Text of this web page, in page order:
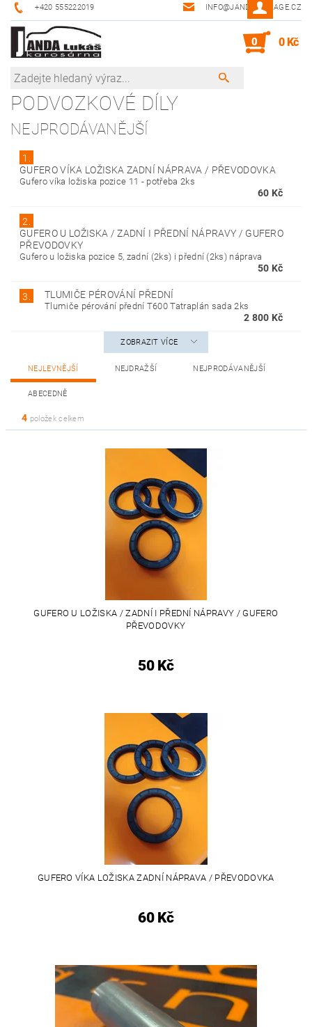
+420 555222019 INFO@JANDA-GARAGE.CZ
0 0 Kč
PODVOZKOVÉ DÍLY
NEJPRODÁVANĚJŠÍ
1.
GUFERO VÍKA LOŽISKA ZADNÍ NÁPRAVA / PŘEVODOVKA
Gufero víka ložiska pozice 11 - potřeba 2ks
60 Kč
2.
GUFERO U LOŽISKA / ZADNÍ I PŘEDNÍ NÁPRAVY / GUFERO
PŘEVODOVKY
Gufero u ložiska pozice 5, zadní (2ks) i přední (2ks) náprava
50 Kč
3. TLUMIČE PÉROVÁNÍ PŘEDNÍ
Tlumiče pérování přední T600 Tatraplán sada 2ks
2 800 Kč
ZOBRAZIT VÍCE
NEJLEVNĚJŠÍ NEJDRAŽŠÍ NEJPRODÁVANĚJŠÍ
ABECEDNĚ
4 položek celkem
GUFERO U LOŽISKA / ZADNÍ I PŘEDNÍ NÁPRAVY / GUFERO
PŘEVODOVKY
50 Kč
GUFERO VÍKA LOŽISKA ZADNÍ NÁPRAVA / PŘEVODOVKA
60 Kč